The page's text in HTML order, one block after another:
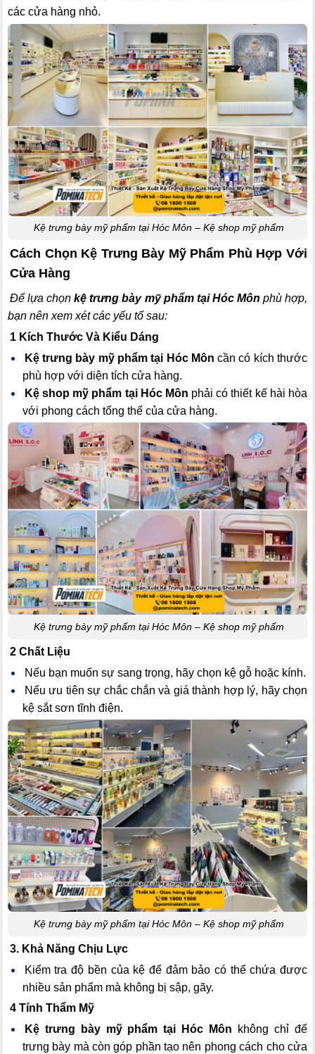
các cửa hàng nhỏ.
Kệ trưng bày mỹ phẩm tại Hóc Môn – Kệ shop mỹ phẩm
Cách Chọn Kệ Trưng Bày Mỹ Phẩm Phù Hợp Với
Cửa Hàng
Để lựa chọn kệ trưng bày mỹ phẩm tại Hóc Môn phù hợp,
bạn nên xem xét các yếu tố sau:
1 Kích Thước Và Kiểu Dáng
Kệ trưng bày mỹ phẩm tại Hóc Môn cần có kích thước
phù hợp với diện tích cửa hàng.
Kệ shop mỹ phẩm tại Hóc Môn phải có thiết kế hài hòa
với phong cách tổng thể của cửa hàng.
Kệ trưng bày mỹ phẩm tại Hóc Môn – Kệ shop mỹ phẩm
2 Chất Liệu
Nếu bạn muốn sự sang trọng, hãy chọn kệ gỗ hoặc kính.
Nếu ưu tiên sự chắc chắn và giá thành hợp lý, hãy chọn
kệ sắt sơn tĩnh điện.
Kệ trưng bày mỹ phẩm tại Hóc Môn – Kệ shop mỹ phẩm
3. Khả Năng Chịu Lực
Kiểm tra độ bền của kệ để đảm bảo có thể chứa được
nhiều sản phẩm mà không bị sập, gãy.
4 Tính Thẩm Mỹ
Kệ trưng bày mỹ phẩm tại Hóc Môn không chỉ để
trưng bày mà còn góp phần tạo nên phong cách cho cửa